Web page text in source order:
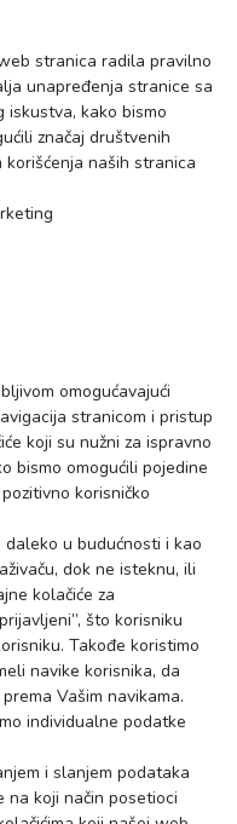
stranica radila pravilno
unapređenja stranice sa
iskustva, kako bismo
značaj društvenih
naših stranica
omogućavajući
stranicom i pristup
koji su nužni za ispravno
bismo omogućili pojedine
korisničko
u budućnosti i kao
dok ne isteknu, ili
kolačiće za
što korisniku
Takođe koristimo
navike korisnika, da
Vašim navikama.
individualne podatke
i slanjem podataka
na koji način posetioci